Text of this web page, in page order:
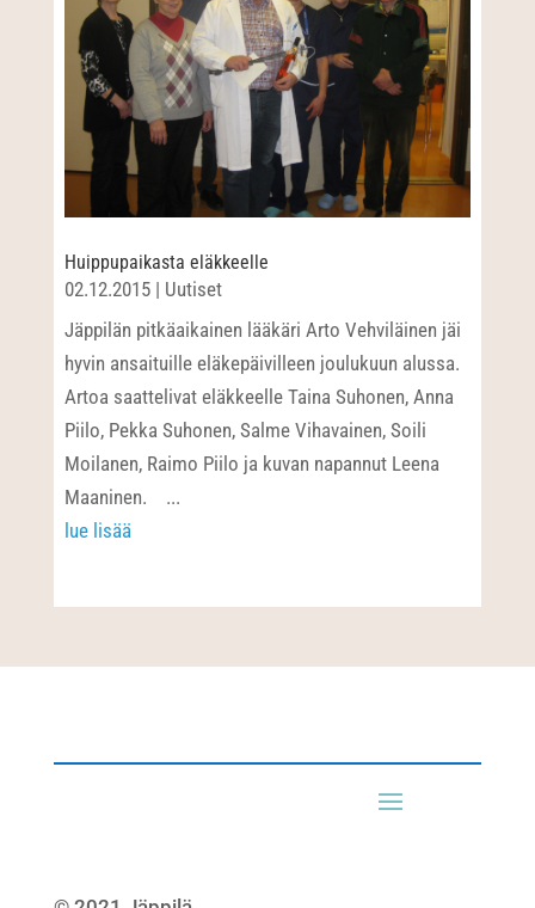
Huippupaikasta eläkkeelle
02.12.2015| Uutiset
Jäppilän pitkäaikainen lääkäri Arto Vehviläinen jäi
hyvin ansaituille eläkepäivilleen joulukuun alussa.
Artoa saattelivat eläkkeelle Taina Suhonen, Anna
Piilo, Pekka Suhonen, Salme Vihavainen, Soili
Moilanen, Raimo Piilo ja kuvan napannut Leena
Maaninen. ...
lue lisää